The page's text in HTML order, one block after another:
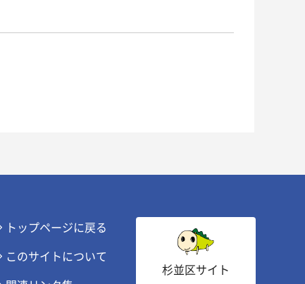
トップページに戻る
このサイトについて
杉並区サイト